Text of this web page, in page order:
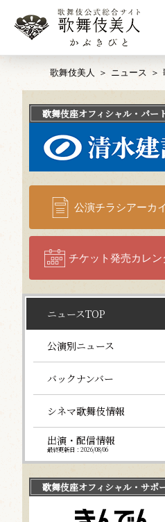
歌舞伎美人 ニュース
歌舞伎座オフィシャル・パー
公演チラシアーカ
チケット発売カレン
ニュースTOP
公演別ニュース
バックナンバー
シネマ歌舞伎情報
出演・配信情報
最終更新日：2026/08/06
歌舞伎座オフィシャル・サポ